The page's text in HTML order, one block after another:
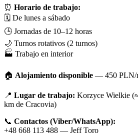
⏰ Horario de trabajo:
🗓️ De lunes a sábado
🕒 Jornadas de 10–12 horas
🌙 Turnos rotativos (2 turnos)
🏭 Trabajo en interior
🏠 Alojamiento disponible — 450 PLN/
📍 Lugar de trabajo: Korzyce Wielkie
km de Cracovia)
📞 Contactos (Viber/WhatsApp):
+48 668 113 488 — Jeff Toro